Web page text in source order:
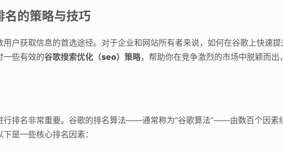
名的策略与技巧
户获取信息的首选途径。对于企业和网站所有者来说，如何在谷歌上快速
一些有效的谷歌搜索优化（seo）策略，帮助你在竞争激烈的市场中脱颖而出
行排名非常重要。谷歌的排名算法——通常称为“谷歌算法”——由数百个因素
是一些核心排名因素：